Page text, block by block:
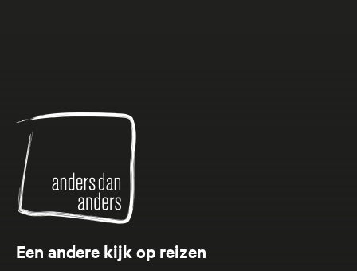
Anders
dan
Anders
Een andere kijk op reizen